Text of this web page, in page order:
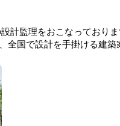
計監理をおこなっており
全国で設計を手掛ける建築